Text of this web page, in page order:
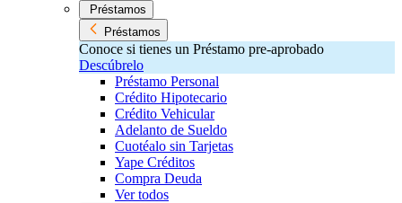
Préstamos
Préstamos
Conoce si tienes un Préstamo pre-aprobado
Descúbrelo
Préstamo Personal
Crédito Hipotecario
Crédito Vehicular
Adelanto de Sueldo
Cuotéalo sin Tarjetas
Yape Créditos
Compra Deuda
Ver todos